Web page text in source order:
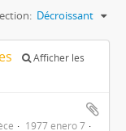
Décroissant
Afficher les
1977 enero 7